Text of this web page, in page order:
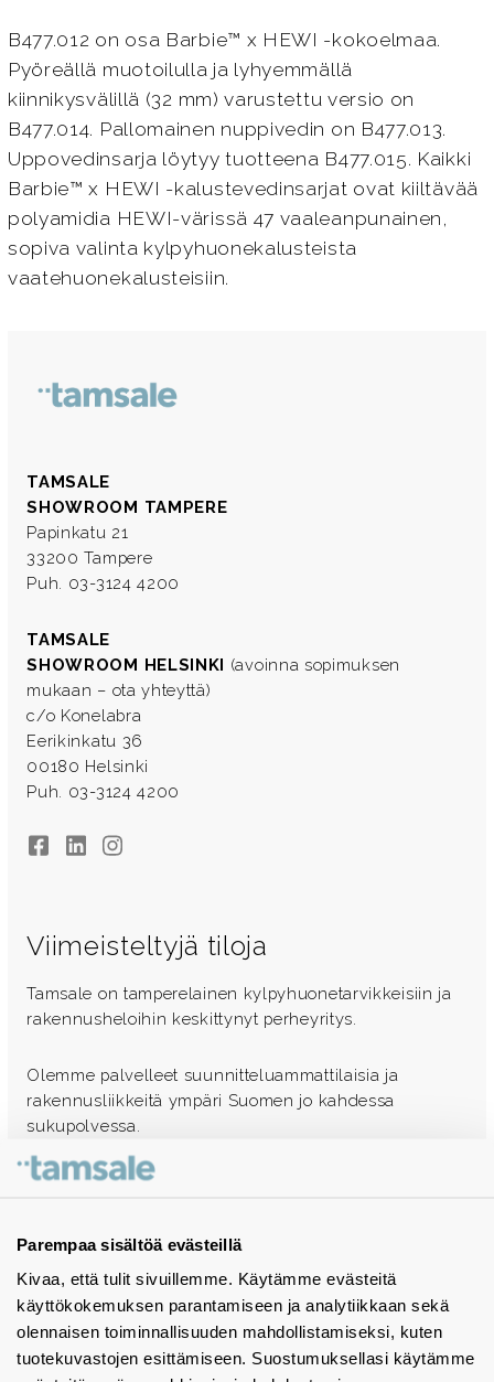
Parempaa sisältöä evästeillä
Kivaa, että tulit sivuillemme. Käytämme evästeitä
käyttökokemuksen parantamiseen ja analytiikkaan sekä
olennaisen toiminnallisuuden mahdollistamiseksi, kuten
tuotekuvastojen esittämiseen. Suostumuksellasi käytämme
B477.012 on osa Barbie™ x HEWI -kokoelmaa.
Pyöreällä muotoilulla ja lyhyemmällä
kiinnikysvälillä (32 mm) varustettu versio on
B477.014. Pallomainen nuppivedin on B477.013.
Uppovedinsarja löytyy tuotteena B477.015. Kaikki
Barbie™ x HEWI -kalustevedinsarjat ovat kiiltävää
polyamidia HEWI-värissä 47 vaaleanpunainen,
sopiva valinta kylpyhuonekalusteista
vaatehuonekalusteisiin.
TAMSALE
SHOWROOM TAMPERE
Papinkatu 21
33200 Tampere
Puh. 03-3124 4200
TAMSALE
SHOWROOM HELSINKI (avoinna sopimuksen
mukaan – ota yhteyttä)
c/o Konelabra
Eerikinkatu 36
00180 Helsinki
Puh. 03-3124 4200
FacebookLinkedInInstagram
Viimeisteltyjä tiloja
Tamsale on tamperelainen kylpyhuonetarvikkeisiin ja
rakennusheloihin keskittynyt perheyritys.
Olemme palvelleet suunnitteluammattilaisia ja
rakennusliikkeitä ympäri Suomen jo kahdessa
sukupolvessa.
Ota yhteyttä - autamme mielellämme
Tuotekuvastot
Instagram
BIM-objektit
Yhteystiedot